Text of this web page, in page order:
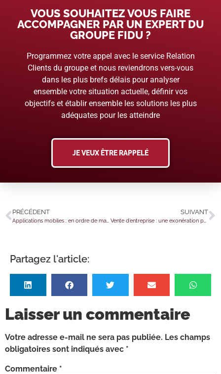
VOUS SOUHAITEZ VOUS FAIRE
ACCOMPAGNER PAR UN EXPERT DU
GROUPE FIDU ?
Programmez votre appel avec le service Relation
Clients du groupe et nous reviendrons vers-vous
dans les plus brefs délais pour analyser
ensemble votre situation actuelle, définir vos
objectifs et établir ensemble les solutions les plus
adéquates pour les atteindre
JE VEUX ÊTRE RAPPELÉ
PRÉCÉDENT
Applications mobiles : en ordre de marche pour la protection de la vie privée !
SUIVANT
Vente d’entreprise : une exonération possible sous conditions…
Partagez l'article:
Laisser un commentaire
Votre adresse e-mail ne sera pas publiée. Les champs
obligatoires sont indiqués avec *
Commentaire *